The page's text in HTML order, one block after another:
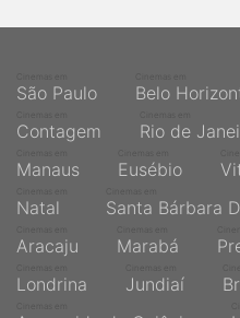
São Paulo Belo
Contagem Rio de
Manaus Eusébio
Natal Santa Bárbara
Aracaju Marabá
Londrina Jundiaí